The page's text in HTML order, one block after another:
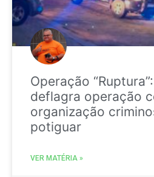
Operação
deflagra operação
organização
potiguar
VER MATÉRIA »